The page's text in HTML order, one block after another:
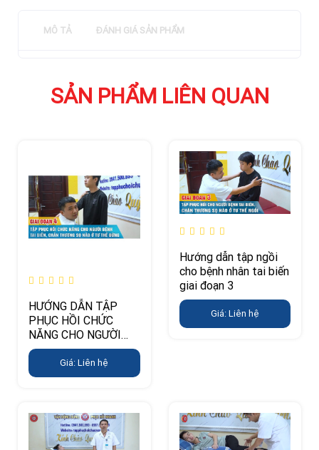
MÔ TẢ ĐÁNH GIÁ SẢN PHẨM
SẢN PHẨM LIÊN QUAN
HƯỚNG DẪN TẬP
PHỤC HỒI CHỨC
NĂNG CHO NGƯỜI
TAI BIẾN, CHẤN
THƯƠNG SỌ NÃO Ở
GIAI ĐOẠN 4 (TẬP
Giá: Liên hệ
Hướng dẫn tập ngồi
cho bệnh nhân tai biến
giai đoạn 3
Giá: Liên hệ